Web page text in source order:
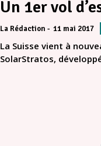
Un 1er vol
La Rédaction 11 mai 2017
La Suisse vient à
SolarStratos,